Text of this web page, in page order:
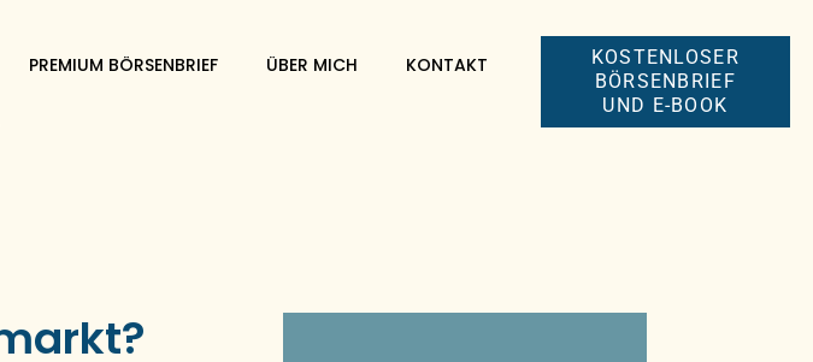
PREMIUM BÖRSENBRIEF ÜBER MICH KONTAKT
KOSTENLOSER
BÖRSENBRIEF
UND E-BOOK